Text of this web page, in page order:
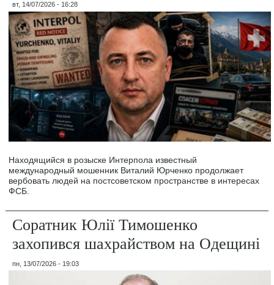
вт, 14/07/2026 - 16:28
Находящийся в розыске Интерпола известный
международный мошенник Виталий Юрченко продолжает
вербовать людей на постсоветском пространстве в интересах
ФСБ.
Соратник Юлії Тимошенко
захопився шахрайством на Одещині
пн, 13/07/2026 - 19:03